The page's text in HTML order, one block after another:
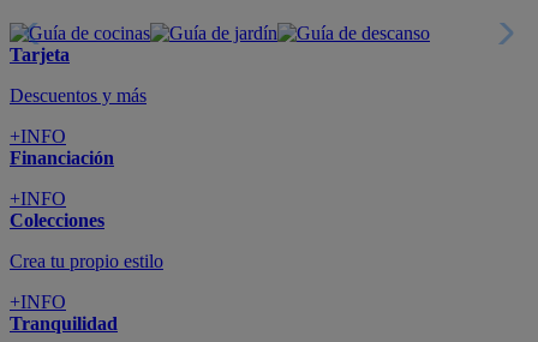
Tarjeta
Descuentos y más
+INFO
Financiación
+INFO
Colecciones
Crea tu propio estilo
+INFO
Tranquilidad